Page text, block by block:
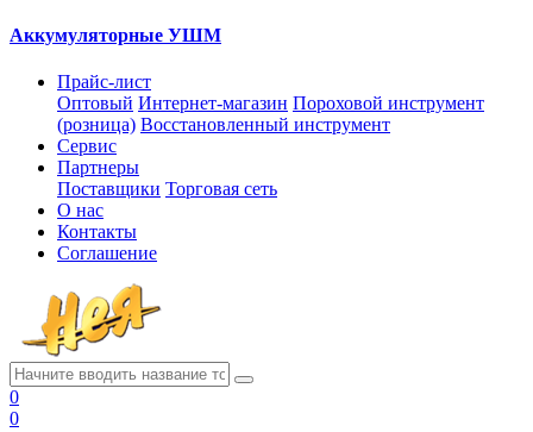
Аккумуляторные УШМ
Прайс-лист
Оптовый Интернет-магазин Пороховой инструмент
(розница) Восстановленный инструмент
Сервис
Партнеры
Поставщики Торговая сеть
О нас
Контакты
Соглашение
0
0